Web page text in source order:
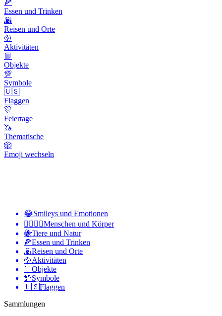
🍕
Essen und Trinken
🌇
Reisen und Orte
🥎
Aktivitäten
📙
Objekte
💯
Symbole
🇺🇸
Flaggen
🎊
Feiertage
🦄
Thematische
🎲
Emoji wechseln
😂Smileys und Emotionen
👩‍❤️‍💋‍👨Menschen und Körper
🐝Tiere und Natur
🍕Essen und Trinken
🌇Reisen und Orte
🥎Aktivitäten
📙Objekte
💯Symbole
🇺🇸Flaggen
Sammlungen